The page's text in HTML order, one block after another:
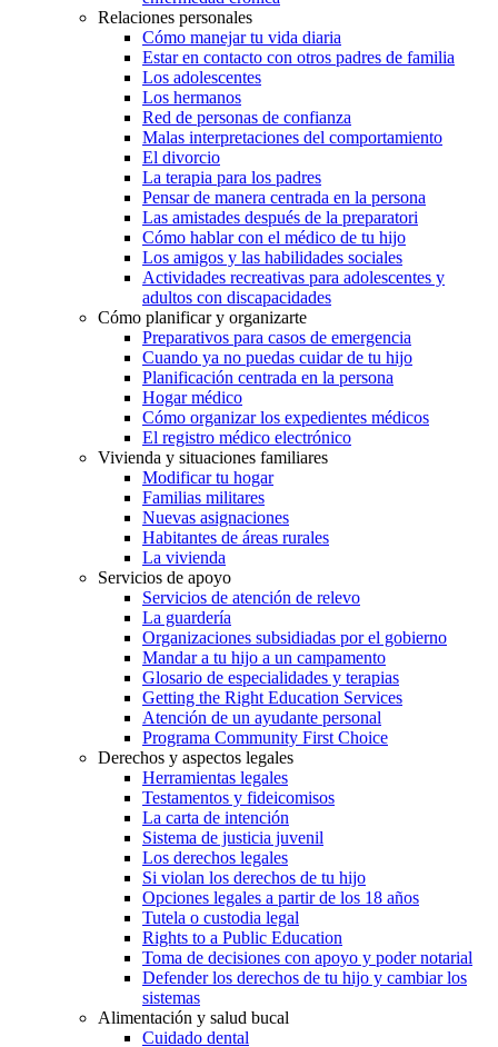
Relaciones personales
Cómo manejar tu vida diaria
Estar en contacto con otros padres de familia
Los adolescentes
Los hermanos
Red de personas de confianza
Malas interpretaciones del comportamiento
El divorcio
La terapia para los padres
Pensar de manera centrada en la persona
Las amistades después de la preparatori
Cómo hablar con el médico de tu hijo
Los amigos y las habilidades sociales
Actividades recreativas para adolescentes y
adultos con discapacidades
Cómo planificar y organizarte
Preparativos para casos de emergencia
Cuando ya no puedas cuidar de tu hijo
Planificación centrada en la persona
Hogar médico
Cómo organizar los expedientes médicos
El registro médico electrónico
Vivienda y situaciones familiares
Modificar tu hogar
Familias militares
Nuevas asignaciones
Habitantes de áreas rurales
La vivienda
Servicios de apoyo
Servicios de atención de relevo
La guardería
Organizaciones subsidiadas por el gobierno
Mandar a tu hijo a un campamento
Glosario de especialidades y terapias
Getting the Right Education Services
Atención de un ayudante personal
Programa Community First Choice
Derechos y aspectos legales
Herramientas legales
Testamentos y fideicomisos
La carta de intención
Sistema de justicia juvenil
Los derechos legales
Si violan los derechos de tu hijo
Opciones legales a partir de los 18 años
Tutela o custodia legal
Rights to a Public Education
Toma de decisiones con apoyo y poder notarial
Defender los derechos de tu hijo y cambiar los
sistemas
Alimentación y salud bucal
Cuidado dental